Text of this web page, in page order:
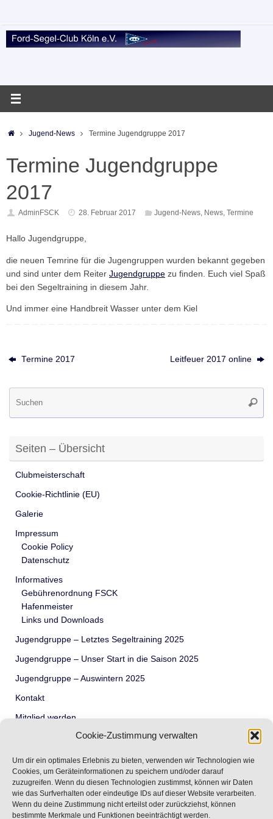
Cookie-Zustimmung verwalten
Um dir ein optimales Erlebnis zu bieten, verwenden wir Technologien wie
Cookies, um Geräteinformationen zu speichern und/oder darauf
zuzugreifen. Wenn du diesen Technologien zustimmst, können wir Daten
wie das Surfverhalten oder eindeutige IDs auf dieser Website verarbeiten.
Wenn du deine Zustimmung nicht erteilst oder zurückziehst, können
bestimmte Merkmale und Funktionen beeinträchtigt werden.
springen
Startseite
Jugend-News Termine Jugendgruppe 2017
Termine Jugendgruppe
2017
AdminFSCK 28. Februar 2017 Jugend-News, News, Termine
Hallo Jugendgruppe,
die neuen Temrine für die Jugengruppen wurden bekannt gegeben
und sind unter dem Reiter Jugendgruppe zu finden. Euch viel Spaß
bei den Segeltraining in diesem Jahr.
Und immer eine Handbreit Wasser unter dem Kiel
Termine 2017 Leitfeuer 2017 online
Seiten – Übersicht
Clubmeisterschaft
Cookie-Richtlinie (EU)
Galerie
Impressum
Cookie Policy
Datenschutz
Informatives
Gebührenordnung FSCK
Hafenmeister
Links und Downloads
Jugendgruppe – Letztes Segeltraining 2025
Jugendgruppe – Unser Start in die Saison 2025
Jugendgruppe – Auswintern 2025
Kontakt
Mitglied werden
Über Uns – Wir der FSCK
Unser Revier – der Rursee
Unsere Jugend
Vorstand